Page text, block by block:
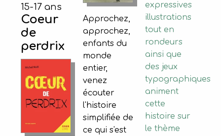
expressives
illustrations
tout en
rondeurs
ainsi que
des jeux
typographiques
animent
cette
histoire sur
le thème
15-17 ans
Coeur
de
perdrix
Approchez,
approchez,
enfants du
monde
entier,
venez
écouter
l'histoire
simplifiée de
ce qui s'est